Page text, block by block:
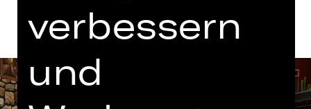
verbessern
und